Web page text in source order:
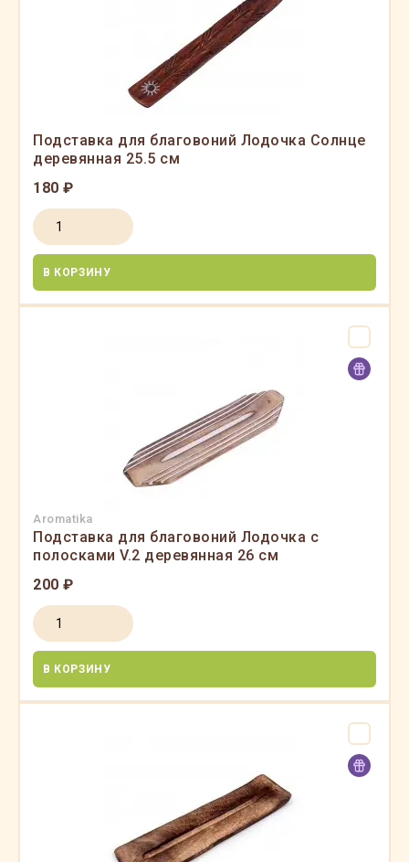
Подставка для благовоний Лодочка Солнце
деревянная 25.5 см
180 ₽
В КОРЗИНУ
Aromatika
Подставка для благовоний Лодочка с
полосками V.2 деревянная 26 см
200 ₽
В КОРЗИНУ